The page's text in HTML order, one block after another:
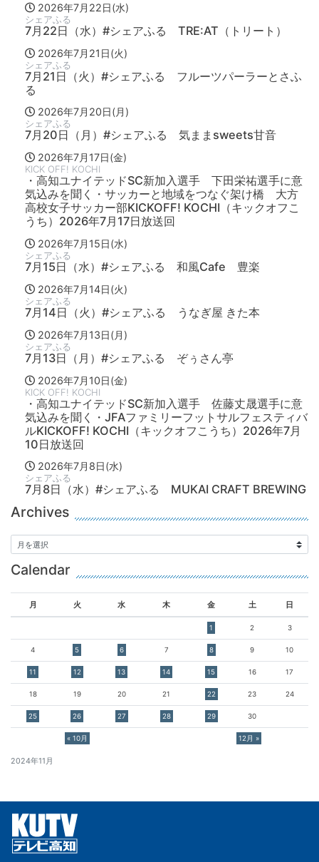
2026年7月22日(水)
シェアふる
7月22日（水）#シェアふる TRE:AT（トリート）
2026年7月21日(火)
シェアふる
7月21日（火）#シェアふる フルーツパーラーとさふ
る
2026年7月20日(月)
シェアふる
7月20日（月）#シェアふる 気ままsweets甘音
2026年7月17日(金)
KICK OFF! KOCHI
・高知ユナイテッドSC新加入選手 下田栄祐選手に意
気込みを聞く・サッカーと地域をつなぐ架け橋 大方
高校女子サッカー部KICKOFF! KOCHI（キックオフこ
うち）2026年7月17日放送回
2026年7月15日(水)
シェアふる
7月15日（水）#シェアふる 和風Cafe 豊楽
2026年7月14日(火)
シェアふる
7月14日（火）#シェアふる うなぎ屋 きた本
2026年7月13日(月)
シェアふる
7月13日（月）#シェアふる ぞぅさん亭
2026年7月10日(金)
KICK OFF! KOCHI
・高知ユナイテッドSC新加入選手 佐藤丈晟選手に意
気込みを聞く・JFAファミリーフットサルフェスティバ
ルKICKOFF! KOCHI（キックオフこうち）2026年7月
10日放送回
2026年7月8日(水)
シェアふる
7月8日（水）#シェアふる MUKAI CRAFT BREWING
Archives
Calendar
2024年11月
月 火 水 木 金 土 日
« 10月 12月 »
1 2 3
4 5 6 7 8 9 10
11 12 13 14 15 16 17
18 19 20 21 22 23 24
25 26 27 28 29 30